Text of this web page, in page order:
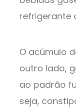
refrigerante
O acúmulo
outro lado,
ao padrão
seja,